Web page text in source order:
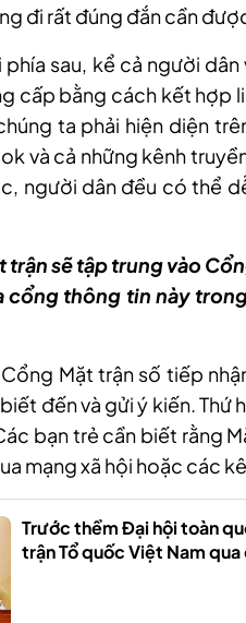
đi rất đúng đắn cần
sau, kể cả người dân
cấp bằng cách kết hợp
ta phải hiện diện
và cả những kênh
người dân đều có thể
trận sẽ tập trung vào
cổng thông tin này
Mặt trận số tiếp
đến và gửi ý kiến. Thứ
bạn trẻ cần biết rằng
mạng xã hội hoặc các
Trước thềm Đại hội toàn
trận Tổ quốc Việt Nam qua